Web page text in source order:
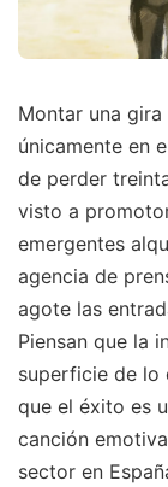
Montar una
únicamente en
de perder
visto a
emergentes
agencia de
agote las
Piensan que la
superficie de lo
que el éxito es
canción
sector en